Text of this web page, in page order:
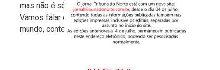
mas não é só isso que resolveria.
Vamos falar de voluntariado pelos 4 cantos do
mundo, conto com vocês para isso.